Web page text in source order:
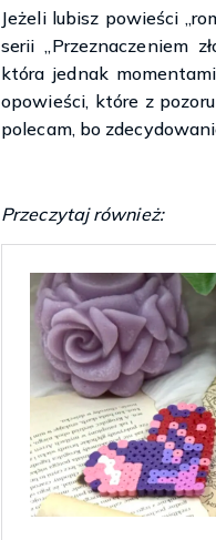
Jeżeli lubisz powieści
serii „Przeznaczeniem
która jednak
opowieści, które z
polecam, bo
Przeczytaj również: